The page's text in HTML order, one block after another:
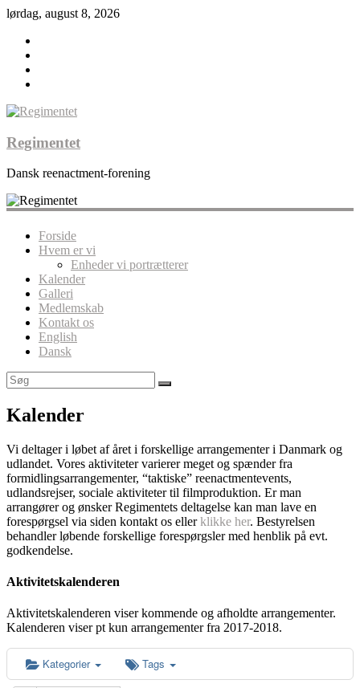
lørdag, august 8, 2026
Regimentet
Dansk reenactment-forening
Forside
Hvem er vi
Enheder vi portrætterer
Kalender
Galleri
Medlemskab
Kontakt os
English
Dansk
Kalender
Vi deltager i løbet af året i forskellige arrangementer i Danmark og
udlandet. Vores aktiviteter varierer meget og spænder fra
formidlingsarrangementer, “taktiske” reenactmentevents,
udlandsrejser, sociale aktiviteter til filmproduktion. Er man
arrangører og ønsker Regimentets deltagelse kan man lave en
forespørgsel via siden kontakt os ellerklikke her. Bestyrelsen
behandler løbende forskellige forespørgsler med henblik på evt.
godkendelse.
Aktivitetskalenderen
Aktivitetskalenderen viser kommende og afholdte arrangementer.
Kalenderen viser pt kun arrangementer fra 2017-2018.
Kategorier Tags